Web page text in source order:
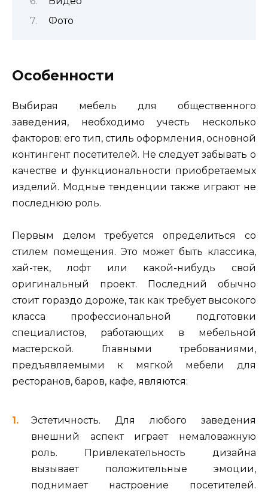
Фото
Особенности
Выбирая мебель для общественного
заведения, необходимо учесть несколько
факторов: его тип, стиль оформления, основной
контингент посетителей. Не следует забывать о
качестве и функциональности приобретаемых
изделий. Модные тенденции также играют не
последнюю роль.
Первым делом требуется определиться со
стилем помещения. Это может быть классика,
хай-тек, лофт или какой-нибудь свой
оригинальный проект. Последний обычно
стоит гораздо дороже, так как требует высокого
класса профессиональной подготовки
специалистов, работающих в мебельной
мастерской. Главными требованиями,
предъявляемыми к мягкой мебели для
ресторанов, баров, кафе, являются:
Эстетичность. Для любого заведения
внешний аспект играет немаловажную
роль. Привлекательность дизайна
вызывает положительные эмоции,
поднимает настроение посетителей.